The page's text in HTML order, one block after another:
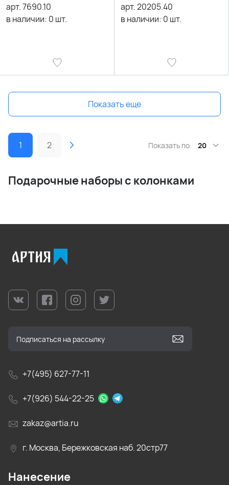
арт.7690.10
в наличии: 0 шт.
арт.20205.40
в наличии: 0 шт.
Показать еще
1 2 Показать по: 20
Подарочные наборы с колонками
+7(495) 627-77-11
+7(926) 544-22-25
zakaz@artia.ru
г. Москва, Бережковская наб. 20стр77
Нанесение